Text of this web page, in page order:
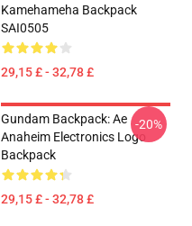
Kamehameha Backpack
SAI0505
29,15 £ - 32,78 £
Gundam Backpack: Ae
Anaheim Electronics Logo
Backpack
29,15 £ - 32,78 £
-20%